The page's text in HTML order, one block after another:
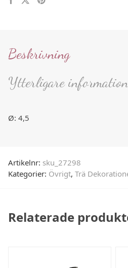
Beskrivning
Ytterligare information
Ø: 4,5
Artikelnr: sku_27298
Kategorier: Övrigt, Trä
Relaterade